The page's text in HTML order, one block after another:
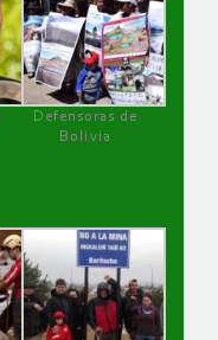
Defensoras de
Bolivia